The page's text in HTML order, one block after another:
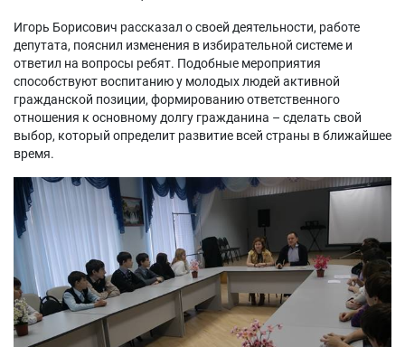
Игорь Борисович рассказал о своей деятельности, работе
депутата, пояснил изменения в избирательной системе и
ответил на вопросы ребят. Подобные мероприятия
способствуют воспитанию у молодых людей активной
гражданской позиции, формированию ответственного
отношения к основному долгу гражданина – сделать свой
выбор, который определит развитие всей страны в ближайшее
время.